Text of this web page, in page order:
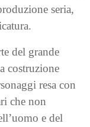
seria,
del grande
costruzione
resa con
che non
e del